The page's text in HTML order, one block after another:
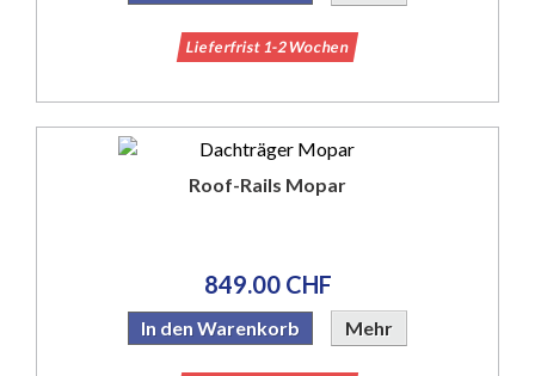
Lieferfrist 1-2 Wochen
Roof-Rails Mopar
849.00 CHF
In den Warenkorb Mehr